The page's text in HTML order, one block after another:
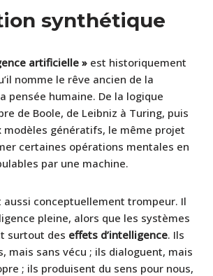
synthétique
artificielle » est historiquement
nomme le rêve ancien de la
pensée humaine. De la logique
de Boole, de Leibniz à Turing, puis
modèles génératifs, le même projet
certaines opérations mentales en
par une machine.
aussi conceptuellement trompeur. Il
pleine, alors que les systèmes
surtout des effets d’intelligence. Ils
mais sans vécu ; ils dialoguent, mais
; ils produisent du sens pour nous,